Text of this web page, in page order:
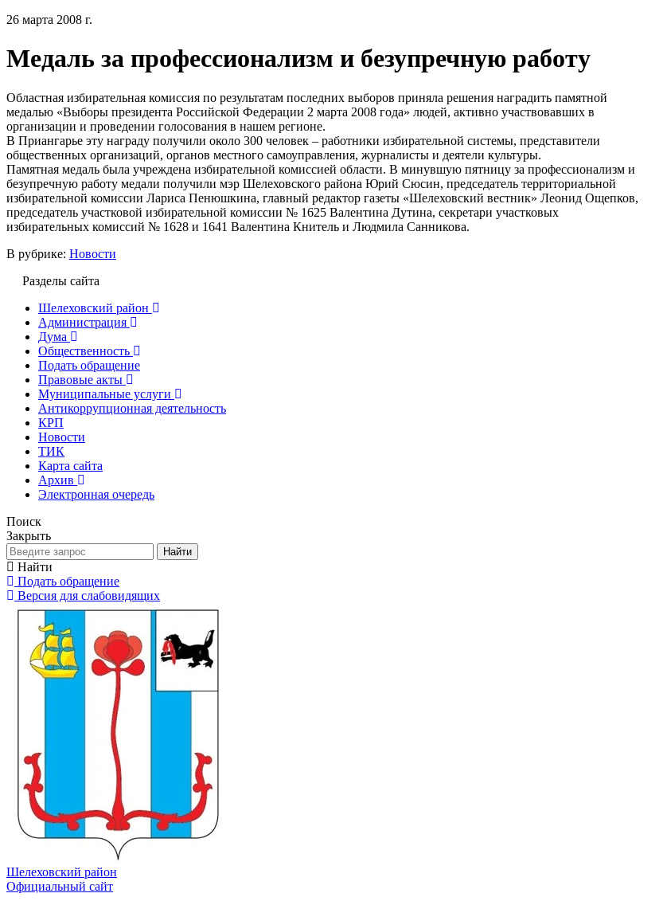
26 марта 2008 г.
Медаль за профессионализм и безупречную работу
Областная избирательная комиссия по результатам последних выборов приняла решения наградить памятной
медалью «Выборы президента Российской Федерации 2 марта 2008 года» людей, активно участвовавших в
организации и проведении голосования в нашем регионе.
В Приангарье эту награду получили около 300 человек – работники избирательной системы, представители
общественных организаций, органов местного самоуправления, журналисты и деятели культуры.
Памятная медаль была учреждена избирательной комиссией области. В минувшую пятницу за профессионализм и
безупречную работу медали получили мэр Шелеховского района Юрий Сюсин, председатель территориальной
избирательной комиссии Лариса Пенюшкина, главный редактор газеты «Шелеховский вестник» Леонид Ощепков,
председатель участковой избирательной комиссии № 1625 Валентина Дутина, секретари участковых
избирательных комиссий № 1628 и 1641 Валентина Книтель и Людмила Санникова.
В рубрике: Новости
Разделы сайта
Шелеховский район
Администрация
Дума
Общественность
Подать обращение
Правовые акты
Муниципальные услуги
Антикоррупционная деятельность
КРП
Новости
ТИК
Карта сайта
Архив
Электронная очередь
Поиск
Закрыть
Найти
Найти
Подать обращение
Версия для слабовидящих
Шелеховский район
Официальный сайт